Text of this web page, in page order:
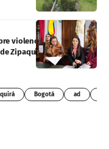
violencia política
Zipaquirá
Bogotá ad